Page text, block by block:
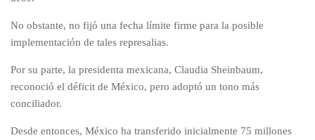
No obstante, no fijó una fecha límite firme para la posible
implementación de tales represalias.
Por su parte, la presidenta mexicana, Claudia Sheinbaum,
reconoció el déficit de México, pero adoptó un tono más
conciliador.
Desde entonces, México ha transferido inicialmente 75 millones